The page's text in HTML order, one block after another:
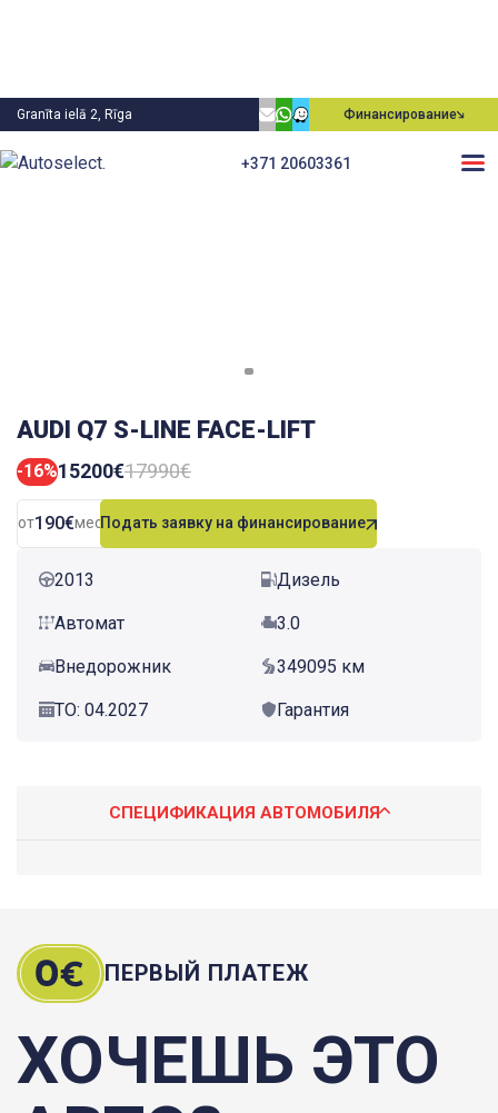
Granīta ielā 2, Rīga Финансирование
+371 20603361
AUDI Q7 S-LINE FACE-LIFT
-16%15200€17990€
от190€мес.Подать заявку на финансирование
2013 Дизель
Автомат 3.0
Внедорожник 349095 км
ТО: 04.2027 Гарантия
СПЕЦИФИКАЦИЯ АВТОМОБИЛЯ
ПЕРВЫЙ ПЛАТЕЖ
ХОЧЕШЬ ЭТО